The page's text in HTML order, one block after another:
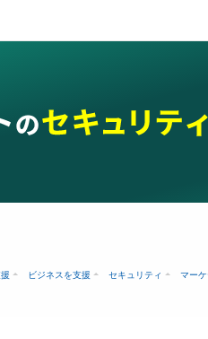
ビジネスを支援 セキュリティ マー